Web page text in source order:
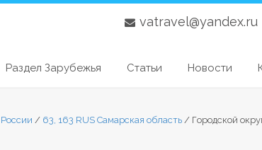
vatravel@yandex.ru
Раздел Зарубежья Статьи Новости
/ 63, 163 RUS Самарская область / Городской